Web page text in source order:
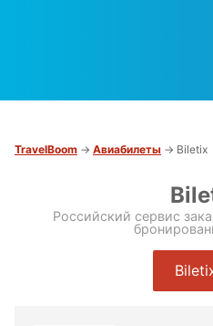
TravelBoom → Авиабилеты → Biletix
Российский сервис